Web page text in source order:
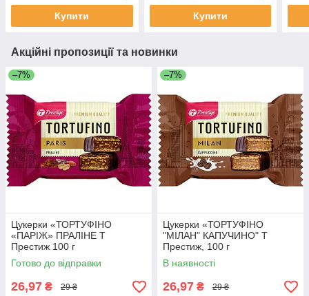
Купити Купити
Акційні пропозиції та новинки
–7%
Цукерки «ТОРТУФІНО
«ПАРІЖ» ПРАЛІНЕ Т
Престиж 100 г
Готово до відправки
26,97 ₴ 29 ₴
–7%
Цукерки «ТОРТУФІНО
"МІЛАН" КАПУЧИНО" Т
Престиж, 100 г
В наявності
26,97 ₴ 29 ₴